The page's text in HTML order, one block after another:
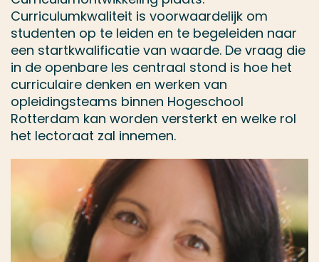
Curriculumkwaliteit is voorwaardelijk om
studenten op te leiden en te begeleiden naar
een startkwalificatie van waarde. De vraag die
in de openbare les centraal stond is hoe het
curriculaire denken en werken van
opleidingsteams binnen Hogeschool
Rotterdam kan worden versterkt en welke rol
het lectoraat zal innemen.